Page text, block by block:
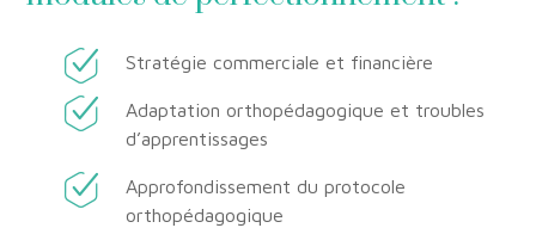
Stratégie commerciale et financière
Adaptation orthopédagogique et troubles
d’apprentissages
Approfondissement du protocole
orthopédagogique